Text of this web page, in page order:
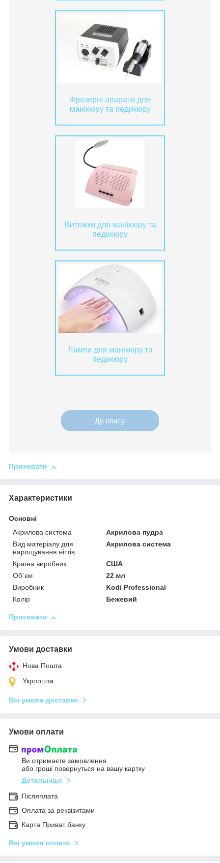
Фрезерні апарати для
манікюру та педикюру
Витяжки для манікюру та
педикюру
Лампи для манікюру та
педикюру
До опису
Приховати
Характеристики
Основні
Акрилова система
Акрилова пудра
Вид матеріалу для
нарощування нігтів
Акрилова система
Країна виробник
США
Об`єм
22 мл
Виробник
Kodi Professional
Колір
Бежевий
Приховати
Умови доставки
Нова Пошта
Укрпошта
Всі умови доставки
Умови оплати
Ви отримаєте замовлення
або гроші повернуться на вашу картку
Детальніше
Післяплата
Оплата за реквізитами
Карта Приват банку
Всі умови оплати